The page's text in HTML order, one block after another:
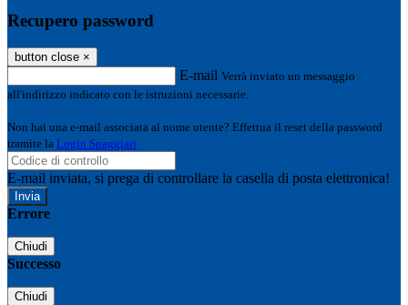
Recupero password
button close ×
E-mail Verrà inviato un messaggio
all'indirizzo indicato con le istruzioni necessarie.
Non hai una e-mail associata al nome utente? Effettua il reset della password
tramite la Login Spaggiari
E-mail inviata, si prega di controllare la casella di posta elettronica!
Errore
Chiudi
Successo
Chiudi